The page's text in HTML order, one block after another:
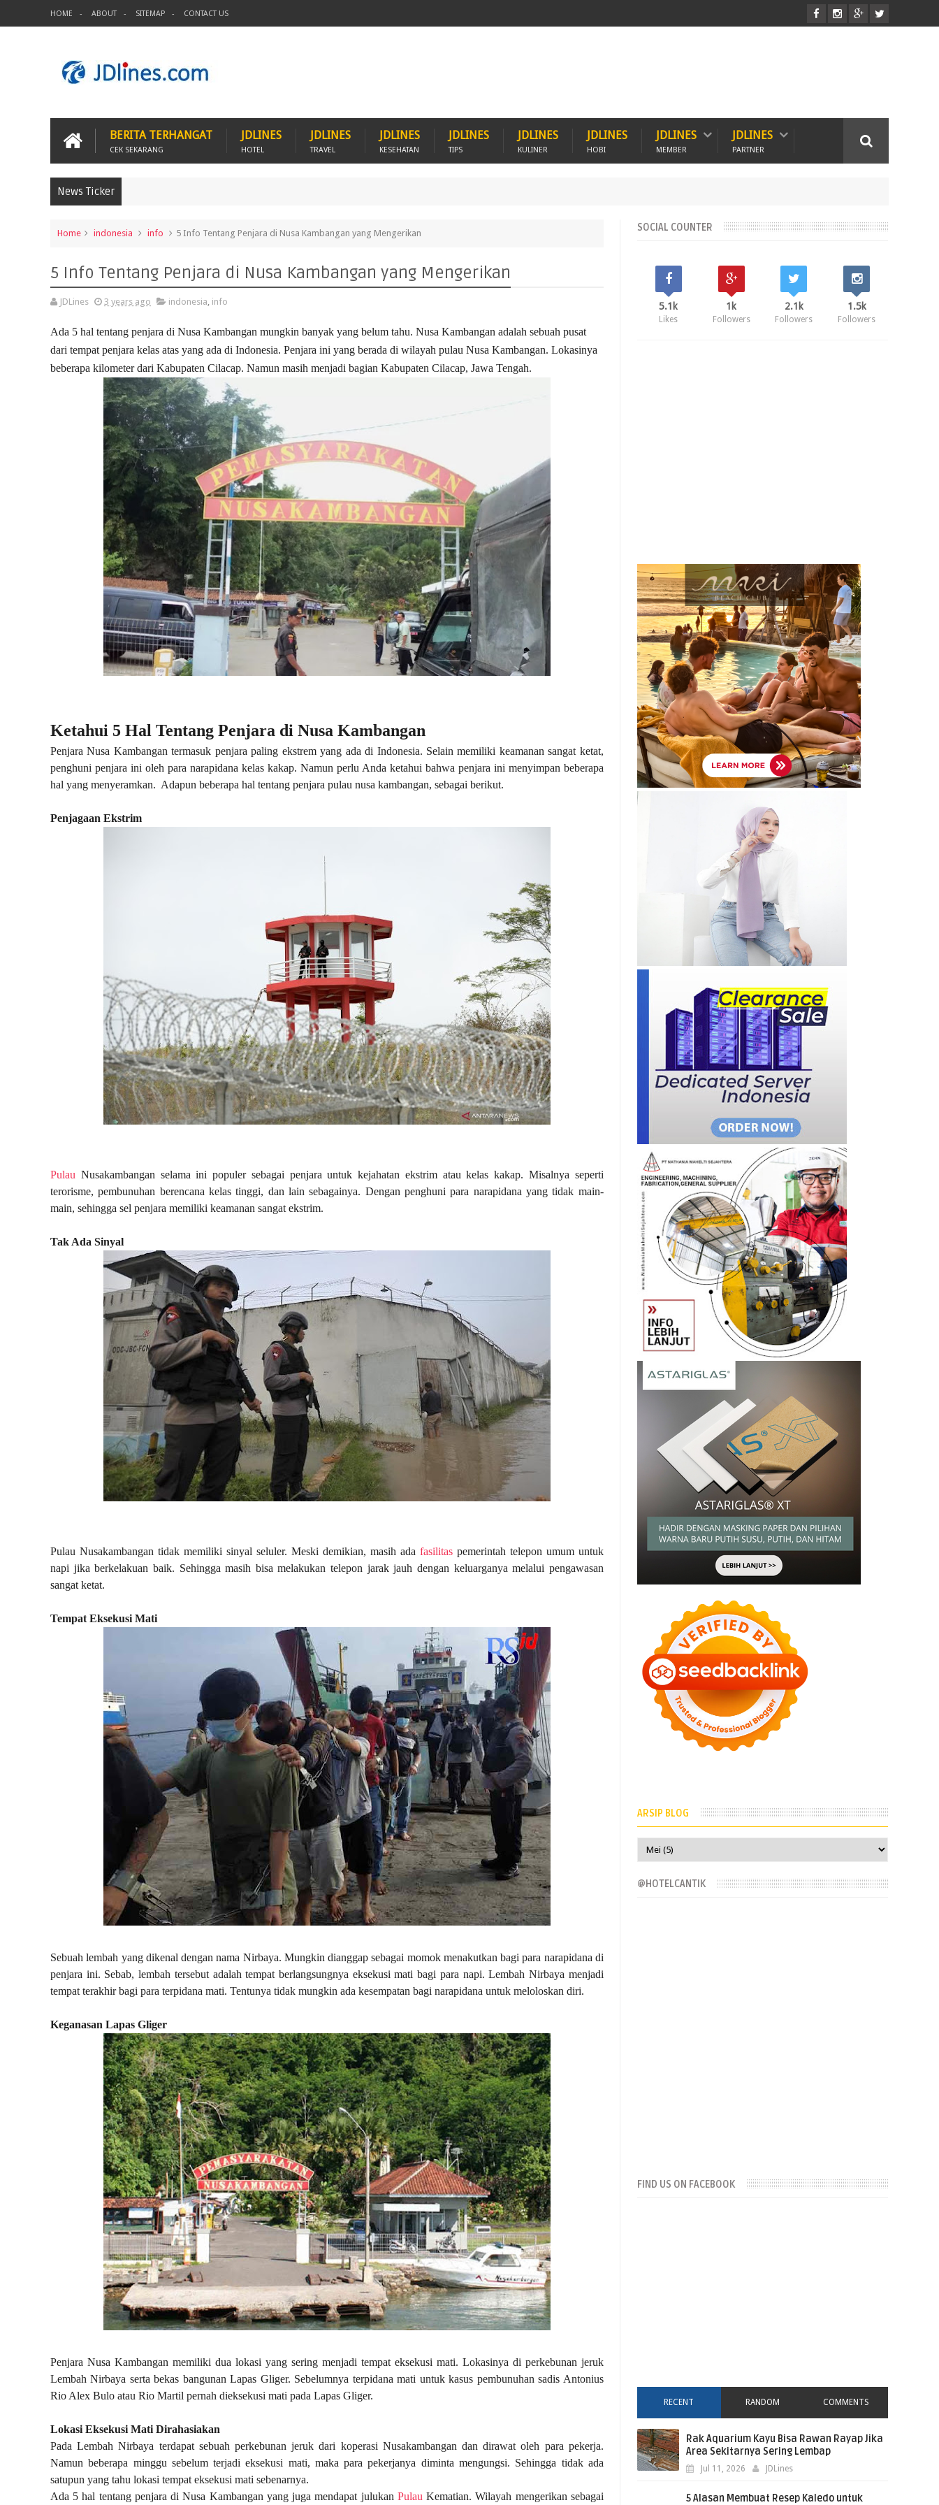
HOME ABOUT SITEMAP CONTACT US
BERITA TERHANGAT
CEK SEKARANG
JDLINES
HOTEL
JDLINES
TRAVEL
JDLINES
KESEHATAN
JDLINES
TIPS
JDLINES
KULINER
JDLINES
HOBI
JDLINES
MEMBER
JDLINES
PARTNER
News Ticker
Home indonesia info 5 Info Tentang Penjara di Nusa Kambangan yang Mengerikan
5 Info Tentang Penjara di Nusa Kambangan yang Mengerikan
JDLines 3 years ago indonesia, info
Ada 5 hal tentang penjara di Nusa Kambangan mungkin banyak yang belum tahu. Nusa Kambangan adalah sebuah pusat
dari tempat penjara kelas atas yang ada di Indonesia. Penjara ini yang berada di wilayah pulau Nusa Kambangan. Lokasinya
beberapa kilometer dari Kabupaten Cilacap. Namun masih menjadi bagian Kabupaten Cilacap, Jawa Tengah.
Ketahui 5 Hal Tentang Penjara di Nusa Kambangan
Penjara Nusa Kambangan termasuk penjara paling ekstrem yang ada di Indonesia. Selain memiliki keamanan sangat ketat,
penghuni penjara ini oleh para narapidana kelas kakap. Namun perlu Anda ketahui bahwa penjara ini menyimpan beberapa
hal yang menyeramkan. Adapun beberapa hal tentang penjara pulau nusa kambangan, sebagai berikut.
Penjagaan Ekstrim
Pulau Nusakambangan selama ini populer sebagai penjara untuk kejahatan ekstrim atau kelas kakap. Misalnya seperti
terorisme, pembunuhan berencana kelas tinggi, dan lain sebagainya. Dengan penghuni para narapidana yang tidak main-
main, sehingga sel penjara memiliki keamanan sangat ekstrim.
Tak Ada Sinyal
Pulau Nusakambangan tidak memiliki sinyal seluler. Meski demikian, masih ada fasilitaspemerintah telepon umum untuk
napi jika berkelakuan baik. Sehingga masih bisa melakukan telepon jarak jauh dengan keluarganya melalui pengawasan
sangat ketat.
Tempat Eksekusi Mati
Sebuah lembah yang dikenal dengan nama Nirbaya. Mungkin dianggap sebagai momok menakutkan bagi para narapidana di
penjara ini. Sebab, lembah tersebut adalah tempat berlangsungnya eksekusi mati bagi para napi. Lembah Nirbaya menjadi
tempat terakhir bagi para terpidana mati. Tentunya tidak mungkin ada kesempatan bagi narapidana untuk meloloskan diri.
Keganasan Lapas Gliger
Penjara Nusa Kambangan memiliki dua lokasi yang sering menjadi tempat eksekusi mati. Lokasinya di perkebunan jeruk
Lembah Nirbaya serta bekas bangunan Lapas Gliger. Sebelumnya terpidana mati untuk kasus pembunuhan sadis Antonius
Rio Alex Bulo atau Rio Martil pernah dieksekusi mati pada Lapas Gliger.
Lokasi Eksekusi Mati Dirahasiakan
Pada Lembah Nirbaya terdapat sebuah perkebunan jeruk dari koperasi Nusakambangan dan dirawat oleh para pekerja.
Namun beberapa minggu sebelum terjadi eksekusi mati, maka para pekerjanya diminta mengungsi. Sehingga tidak ada
satupun yang tahu lokasi tempat eksekusi mati sebenarnya.
Ada 5 hal tentang penjara di Nusa Kambangan yang juga mendapat julukan Pulau Kematian. Wilayah mengerikan sebagai
SOCIAL COUNTER
5.1k
Likes
1k
Followers
2.1k
Followers
1.5k
Followers
ARSIP BLOG
@HOTELCANTIK
FIND US ON FACEBOOK
RECENT RANDOM COMMENTS
Rak Aquarium Kayu Bisa Rawan Rayap Jika
Area Sekitarnya Sering Lembap
Jul 11, 2026 JDLines
5 Alasan Membuat Resep Kaledo untuk